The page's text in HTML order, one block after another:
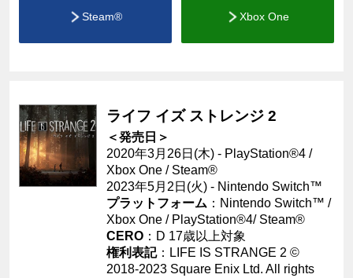
Steam® Xbox One
ライフ イズ ストレンジ 2
＜発売日＞
2020年3月26日(木) - PlayStation®4 /
Xbox One / Steam®
2023年5月2日(火) - Nintendo Switch™
プラットフォーム ： Nintendo Switch™ /
Xbox One / PlayStation®4/ Steam®
CERO ：D 17歳以上対象
権利表記：LIFE IS STRANGE 2 ©
2018-2023 Square Enix Ltd. All rights